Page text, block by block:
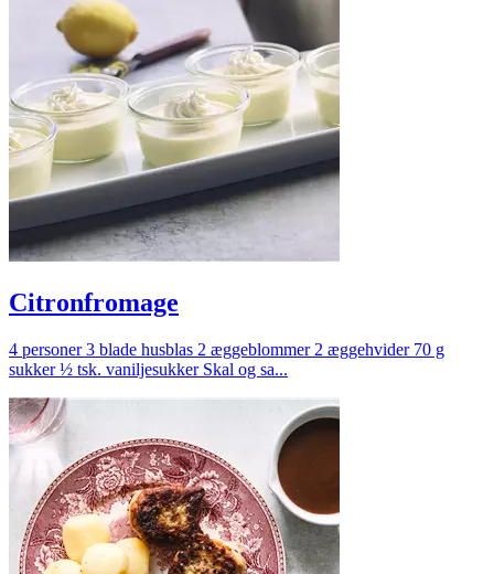
Citronfromage
4 personer 3 blade husblas 2 æggeblommer 2 æggehvider 70 g
sukker ½ tsk. vaniljesukker Skal og sa...